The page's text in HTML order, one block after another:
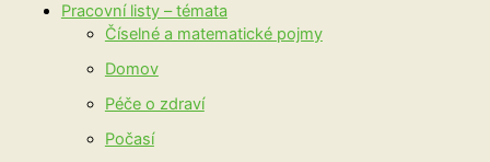
Pracovní listy – témata
Číselné a matematické pojmy
Domov
Péče o zdraví
Počasí